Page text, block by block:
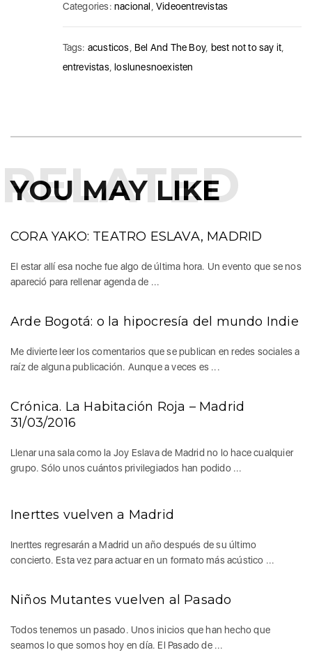
Categories:nacional,Videoentrevistas
Tags: acusticos, Bel And The Boy, best not to say it,
entrevistas, loslunesnoexisten
YOU MAY LIKE
RELATED
CORA YAKO: TEATRO ESLAVA, MADRID
El estar allí esa noche fue algo de última hora. Un evento que se nos
apareció para rellenar agenda de ...
Arde Bogotá: o la hipocresía del mundo Indie
Me divierte leer los comentarios que se publican en redes sociales a
raíz de alguna publicación. Aunque a veces es ...
Crónica. La Habitación Roja – Madrid
31/03/2016
Llenar una sala como la Joy Eslava de Madrid no lo hace cualquier
grupo. Sólo unos cuántos privilegiados han podido ...
Inerttes vuelven a Madrid
Inerttes regresarán a Madrid un año después de su último
concierto. Esta vez para actuar en un formato más acústico ...
Niños Mutantes vuelven al Pasado
Todos tenemos un pasado. Unos inicios que han hecho que
seamos lo que somos hoy en día. El Pasado de ...